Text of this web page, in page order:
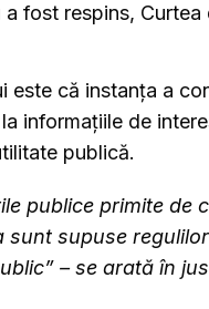
fost respins, Curtea
este că instanţa a
informațiile de
publică.
publice primite de
sunt supuse
– se arată în